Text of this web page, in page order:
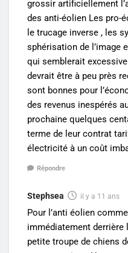
grossir artificiellement
des anti-éolien Les pro-
le trucage inverse , les
sphérisation de l’image
qui semblerait
devrait être à peu près
sont bonnes pour
des revenus inespérés
prochaine quelques
terme de leur contrat
électricité à un coût
Répondre
Stephsea il y a 11 ans
Pour l’anti éolien
immédiatement
petite troupe de chiens